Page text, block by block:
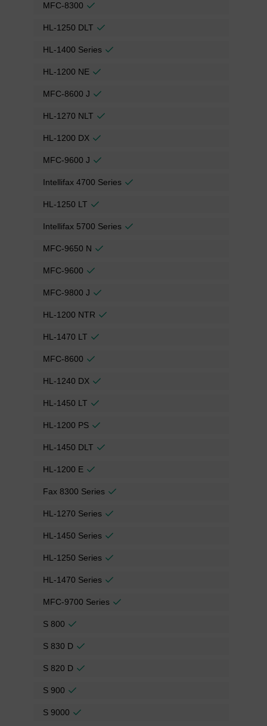
MFC-8300
HL-1250 DLT
HL-1400 Series
HL-1200 NE
MFC-8600 J
HL-1270 NLT
HL-1200 DX
MFC-9600 J
Intellifax 4700 Series
HL-1250 LT
Intellifax 5700 Series
MFC-9650 N
MFC-9600
MFC-9800 J
HL-1200 NTR
HL-1470 LT
MFC-8600
HL-1240 DX
HL-1450 LT
HL-1200 PS
HL-1450 DLT
HL-1200 E
Fax 8300 Series
HL-1270 Series
HL-1450 Series
HL-1250 Series
HL-1470 Series
MFC-9700 Series
S 800
S 830 D
S 820 D
S 900
S 9000